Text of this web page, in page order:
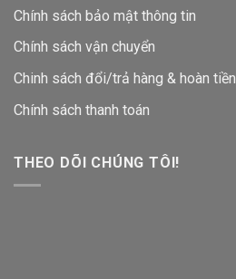
Chính sách bảo mật thông tin
Chính sách vận chuyển
Chinh sách đổi/trả hàng & hoàn tiền
Chính sách thanh toán
THEO DÕI CHÚNG TÔI!